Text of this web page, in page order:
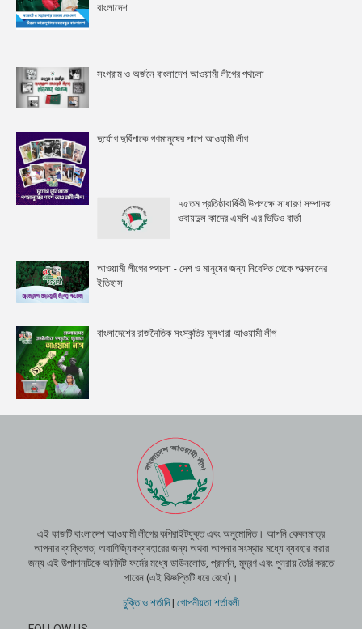
বাংলাদেশ
সংগ্রাম ও অর্জনে বাংলাদেশ আওয়ামী লীগের পথচলা
দুর্যোগ দুর্বিপাকে গণমানুষের পাশে আওযা়মী লীগ
৭৫তম প্রতিষ্ঠাবার্ষিকী উপলক্ষে সাধারণ সম্পাদক
ওবায়দুল কাদের এমপি-এর ভিডিও বার্তা
আওয়ামী লীগের পথচলা - দেশ ও মানুষের জন্য নিবেদিত থেকে আত্মদানের
ইতিহাস
বাংলাদেশের রাজনৈতিক সংস্কৃতির মূলধারা আওয়ামী লীগ
এই কাজটি বাংলাদেশ আওয়ামী লীগের কপিরাইটযুক্ত এবং অনুমোদিত। আপনি কেবলমাত্র
আপনার ব্যক্তিগত, অবাণিজ্যিকব্যবহারের জন্য অথবা আপনার সংস্থার মধ্যে ব্যবহার করার
জন্য এই উপাদানটিকে অনির্দিষ্ট ফর্মের মধ্যে ডাউনলোড, প্রদর্শন, মুদ্রণ এবং পুনরায় তৈরি করতে
পারেন (এই বিজ্ঞপ্তিটি ধরে রেখে)।
চুক্তি ও শর্তাদি| গোপনীয়তা শর্তাবলী